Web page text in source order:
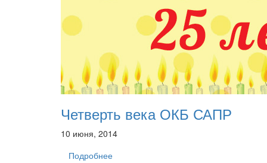
Четверть века ОКБ САПР
10 июня, 2014
Подробнее